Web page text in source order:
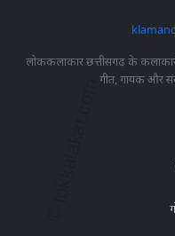
लोककलाकार छत्तीसगढ़ के
गीत, गायक और